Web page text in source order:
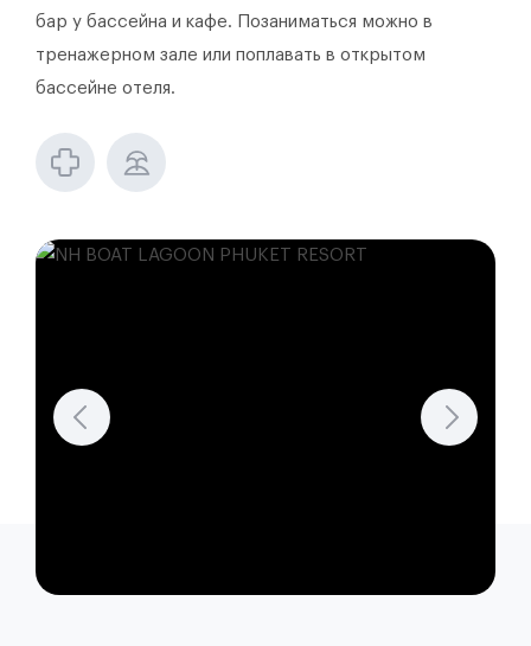
бар у бассейна и кафе. Позаниматься можно в
тренажерном зале или поплавать в открытом
бассейне отеля.